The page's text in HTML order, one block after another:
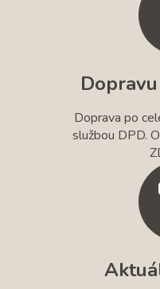
Doprava po
službou DPD.